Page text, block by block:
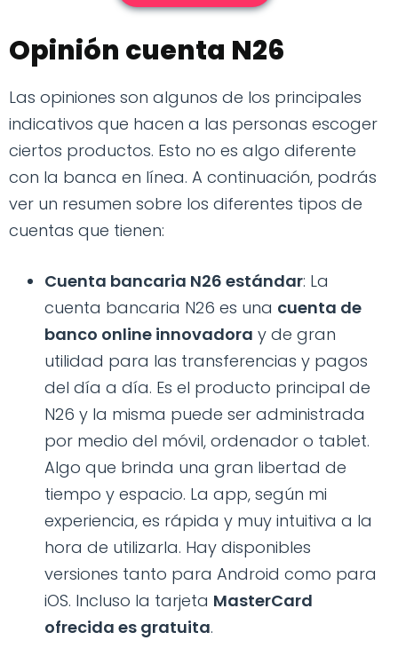
Opinión cuenta N26
Las opiniones son algunos de los principales
indicativos que hacen a las personas escoger
ciertos productos. Esto no es algo diferente
con la banca en línea. A continuación, podrás
ver un resumen sobre los diferentes tipos de
cuentas que tienen:
Cuenta bancaria N26 estándar: La
cuenta bancaria N26 es una cuenta de
banco online innovadora y de gran
utilidad para las transferencias y pagos
del día a día. Es el producto principal de
N26 y la misma puede ser administrada
por medio del móvil, ordenador o tablet.
Algo que brinda una gran libertad de
tiempo y espacio. La app, según mi
experiencia, es rápida y muy intuitiva a la
hora de utilizarla. Hay disponibles
versiones tanto para Android como para
iOS. Incluso la tarjeta MasterCard
ofrecida es gratuita.